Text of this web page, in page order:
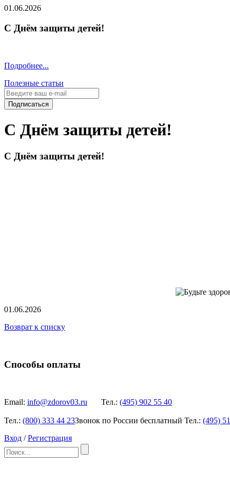
01.06.2026
С Днём защиты детей!
Подробнее...
Полезные статьи
Подписаться
С Днём защиты детей!
С Днём защиты детей!
01.06.2026
Возврат к списку
Способы оплаты
Email: info@zdorov03.ru Тел.: (495) 902 55 40
Тел.: (800) 333 44 23Звонок по России бесплатный Тел.: (495)
Вход /Регистрация